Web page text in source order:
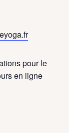
pour le
en ligne